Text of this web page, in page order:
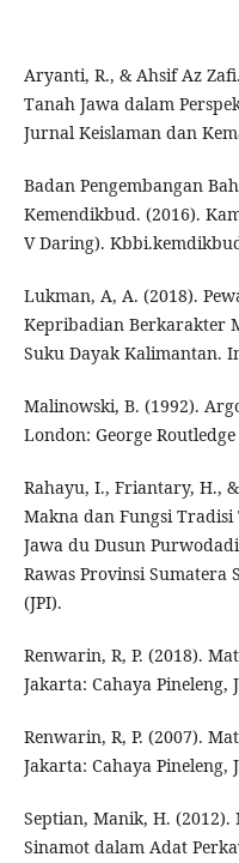
Aryanti, R., & Ahsif Az
Tanah Jawa dalam
Jurnal Keislaman dan
Badan Pengembangan
Kemendikbud. (2016).
V Daring).
Lukman, A, A. (2018).
Kepribadian Berkarakter
Suku Dayak Kalimantan.
Malinowski, B. (1992).
London: George Routledge
Rahayu, I., Friantary, H.,
Makna dan Fungsi
Jawa du Dusun
Rawas Provinsi Sumatera
(JPI).
Renwarin, R, P. (2018).
Jakarta: Cahaya
Renwarin, R, P. (2007).
Jakarta: Cahaya Pineleng,
Septian, Manik, H.
Sinamot dalam Adat